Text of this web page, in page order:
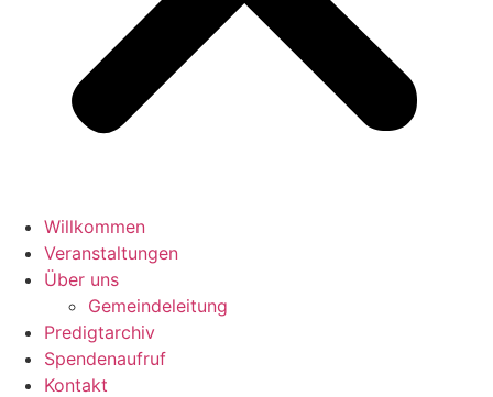
Willkommen
Veranstaltungen
Über uns
Gemeindeleitung
Predigtarchiv
Spendenaufruf
Kontakt